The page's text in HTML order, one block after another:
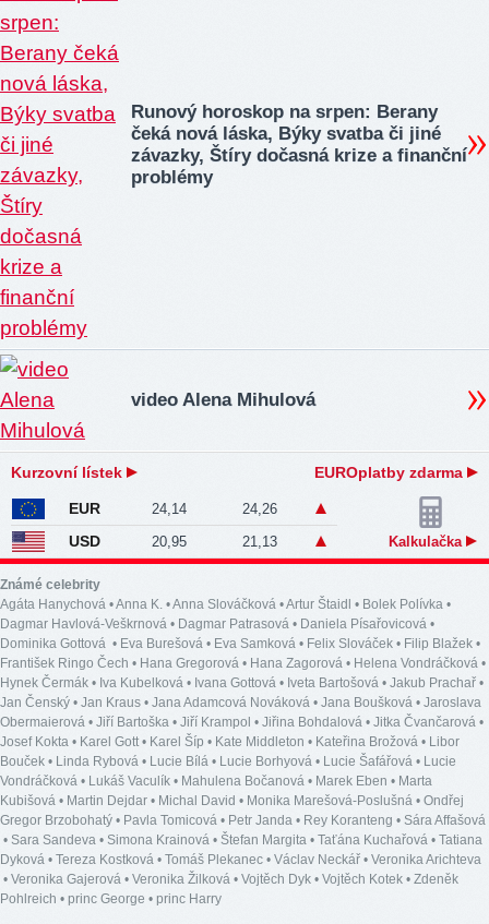
Runový horoskop na srpen: Berany
čeká nová láska, Býky svatba či jiné
závazky, Štíry dočasná krize a finanční
problémy
video Alena Mihulová
Kurzovní lístek EUROplatby zdarma
EUR 24,14 24,26
USD 20,95 21,13 Kalkulačka
Známé celebrity
Agáta Hanychová •Anna K. •Anna Slováčková •Artur Štaidl • Bolek Polívka •
Dagmar Havlová-Veškrnová • Dagmar Patrasová • Daniela Písařovicová •
Dominika Gottová • Eva Burešová • Eva Samková • Felix Slováček • Filip Blažek •
František Ringo Čech • Hana Gregorová • Hana Zagorová • Helena Vondráčková •
Hynek Čermák • Iva Kubelková • Ivana Gottová • Iveta Bartošová • Jakub Prachař •
Jan Čenský • Jan Kraus • Jana Adamcová Nováková • Jana Boušková • Jaroslava
Obermaierová • Jiří Bartoška • Jiří Krampol • Jiřina Bohdalová • Jitka Čvančarová •
Josef Kokta • Karel Gott • Karel Šíp • Kate Middleton • Kateřina Brožová • Libor
Bouček • Linda Rybová • Lucie Bílá • Lucie Borhyová • Lucie Šafářová • Lucie
Vondráčková • Lukáš Vaculík • Mahulena Bočanová • Marek Eben • Marta
Kubišová • Martin Dejdar • Michal David • Monika Marešová-Poslušná • Ondřej
Gregor Brzobohatý • Pavla Tomicová • Petr Janda • Rey Koranteng • Sára Affašová
• Sara Sandeva • Simona Krainová • Štefan Margita • Taťána Kuchařová • Tatiana
Dyková • Tereza Kostková • Tomáš Plekanec • Václav Neckář • Veronika Arichteva
• Veronika Gajerová • Veronika Žilková • Vojtěch Dyk • Vojtěch Kotek • Zdeněk
Pohlreich • princ George • princ Harry